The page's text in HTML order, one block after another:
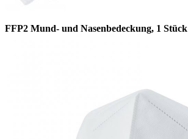
FFP2 Mund- und Nasenbedeckung, 1 Stück